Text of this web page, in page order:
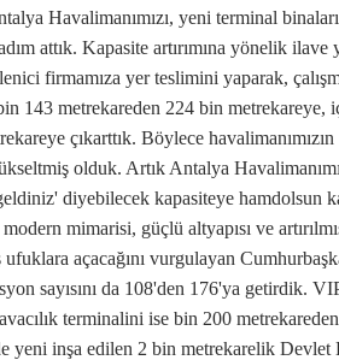
Havalimanımızı, yeni terminal
attık. Kapasite artırımına yönelik ilave
firmamıza yer teslimini yaparak,
143 metrekareden 224 bin
çıkarttık. Böylece
olduk. Artık Antalya
diyebilecek kapasiteye hamdolsun
mimarisi, güçlü altyapısı ve
ufuklara açacağını vurgulayan
sayısını da 108'den 176'ya getirdik.
terminalini ise bin 200
yeni inşa edilen 2 bin metrekarelik